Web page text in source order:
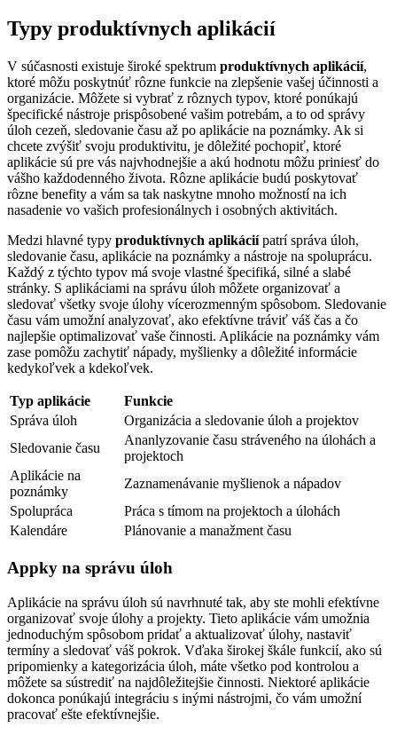
Typy produktívnych aplikácií
V súčasnosti existuje široké spektrum produktívnych aplikácií,
ktoré môžu poskytnúť rôzne funkcie na zlepšenie vašej účinnosti a
organizácie. Môžete si vybrať z rôznych typov, ktoré ponúkajú
špecifické nástroje prispôsobené vašim potrebám, a to od správy
úloh cezeň, sledovanie času až po aplikácie na poznámky. Ak si
chcete zvýšiť svoju produktivitu, je dôležité pochopiť, ktoré
aplikácie sú pre vás najvhodnejšie a akú hodnotu môžu priniesť do
vášho každodenného života. Rôzne aplikácie budú poskytovať
rôzne benefity a vám sa tak naskytne mnoho možností na ich
nasadenie vo vašich profesionálnych i osobných aktivitách.
Medzi hlavné typy produktívnych aplikáciípatrí správa úloh,
sledovanie času, aplikácie na poznámky a nástroje na spoluprácu.
Každý z týchto typov má svoje vlastné špecifiká, silné a slabé
stránky. S aplikáciami na správu úloh môžete organizovať a
sledovať všetky svoje úlohy vícerozmenným spôsobom. Sledovanie
času vám umožní analyzovať, ako efektívne tráviť váš čas a čo
najlepšie optimalizovať vaše činnosti. Aplikácie na poznámky vám
zase pomôžu zachytiť nápady, myšlienky a dôležité informácie
kedykoľvek a kdekoľvek.
Typ aplikácie
Funkcie
Správa úloh
Organizácia a sledovanie úloh a projektov
Sledovanie času
Ananlyzovanie času stráveného na úlohách a
projektoch
Aplikácie na
poznámky
Zaznamenávanie myšlienok a nápadov
Spolupráca
Práca s tímom na projektoch a úlohách
Kalendáre
Plánovanie a manažment času
Appky na správu úloh
Aplikácie na správu úloh sú navrhnuté tak, aby ste mohli efektívne
organizovať svoje úlohy a projekty. Tieto aplikácie vám umožnia
jednoduchým spôsobom pridať a aktualizovať úlohy, nastaviť
termíny a sledovať váš pokrok. Vďaka širokej škále funkcií, ako sú
pripomienky a kategorizácia úloh, máte všetko pod kontrolou a
môžete sa sústrediť na najdôležitejšie činnosti. Niektoré aplikácie
dokonca ponúkajú integráciu s inými nástrojmi, čo vám umožní
pracovať ešte efektívnejšie.